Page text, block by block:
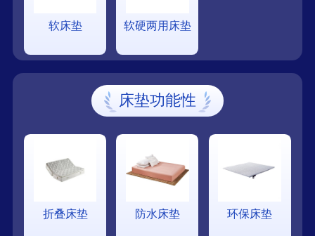
软床垫 软硬两用床垫
床垫功能性
折叠床垫 防水床垫 环保床垫